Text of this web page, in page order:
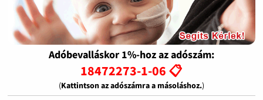
Adóbevalláskor 1%-hoz az adószám:
18472273-1-06 📋
(Kattintson az adószámra a másoláshoz.)